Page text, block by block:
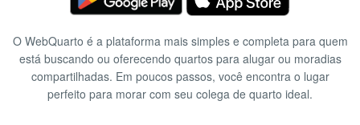
O WebQuarto é a plataforma mais simples e completa para quem
está buscando ou oferecendo quartos para alugar ou moradias
compartilhadas. Em poucos passos, você encontra o lugar
perfeito para morar com seu colega de quarto ideal.